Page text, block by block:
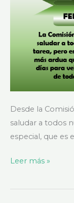
Desde la
saludar a todos
especial, que es
Leer más »